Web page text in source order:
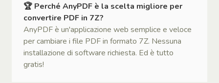
🏆 Perché AnyPDF è la scelta migliore per
convertire PDF in 7Z?
AnyPDF è un'applicazione web semplice e veloce
per cambiare i file PDF in formato 7Z. Nessuna
installazione di software richiesta. Ed è tutto
gratis!